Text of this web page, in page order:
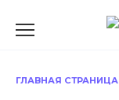
ГЛАВНАЯ СТРАНИЦА